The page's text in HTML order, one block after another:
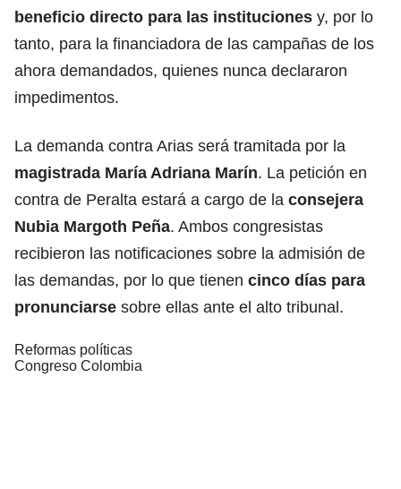
beneficio directo para las instituciones y, por lo
tanto, para la financiadora de las campañas de los
ahora demandados, quienes nunca declararon
impedimentos.
La demanda contra Arias será tramitada por la
magistrada María Adriana Marín. La petición en
contra de Peralta estará a cargo de la consejera
Nubia Margoth Peña. Ambos congresistas
recibieron las notificaciones sobre la admisión de
las demandas, por lo que tienen cinco días para
pronunciarse sobre ellas ante el alto tribunal.
Reformas políticas
Congreso Colombia